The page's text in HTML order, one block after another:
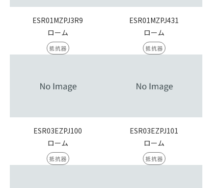
ESR01MZPJ3R9
ローム
抵抗器
ESR01MZPJ431
ローム
抵抗器
ESR03EZPJ100
ローム
抵抗器
ESR03EZPJ101
ローム
抵抗器